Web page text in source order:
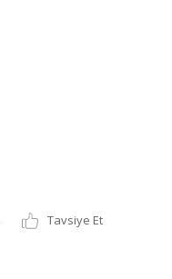
Tavsiye Et